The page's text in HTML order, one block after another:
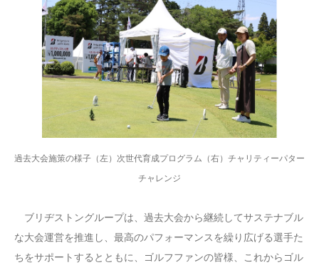
過去大会施策の様子（左）次世代育成プログラム（右）チャリティーパター
チャレンジ
ブリヂストングループは、過去大会から継続してサステナブル
な大会運営を推進し、最高のパフォーマンスを繰り広げる選手た
ちをサポートするとともに、ゴルフファンの皆様、これからゴル